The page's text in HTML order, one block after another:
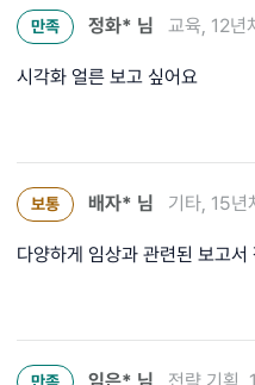
만족 정화* 님 교육, 12년
시각화 얼른 보고 싶어요
보통 배자* 님 기타, 15년
다양하게 임상과 관련된 보고
만족